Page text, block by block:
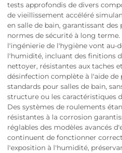
tests approfondis de divers
de vieillissement accéléré
en salle de bain, garantissant
normes de sécurité à long terme.
l'ingénierie de l'hygiène vont au-
l'humidité, incluant des finitions
nettoyer, résistantes aux taches
désinfection complète à l'aide
standards pour salles de bain,
structure ou les caractéristiques
Des systèmes de roulements
résistantes à la corrosion
réglables des modèles avancés
continuent de fonctionner
l'exposition à l'humidité,